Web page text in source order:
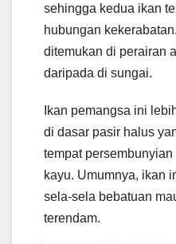
sehingga kedua ikan
hubungan
ditemukan di perairan
daripada di sungai.
Ikan pemangsa ini
di dasar pasir halus
tempat
kayu. Umumnya, ikan
sela-sela bebatuan
terendam.